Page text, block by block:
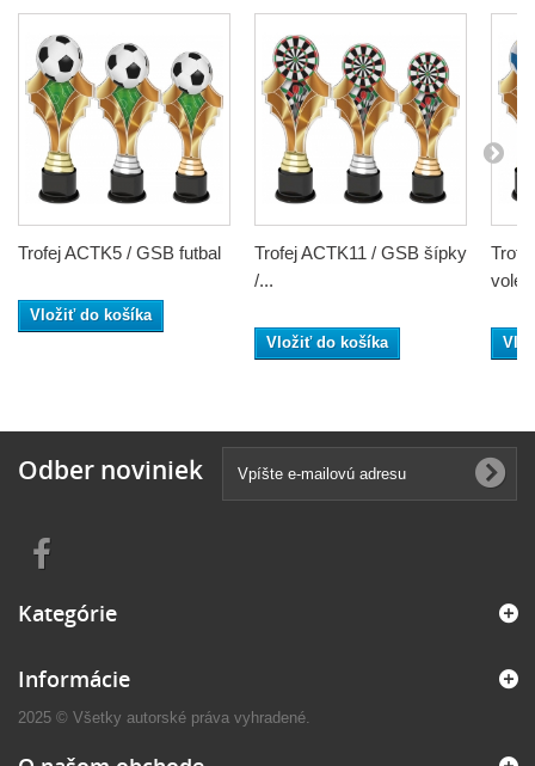
Trofej ACTK5 / GSB futbal
Vložiť do košíka
Trofej ACTK11 / GSB šípky
/...
Vložiť do košíka
Odber noviniek
Kategórie
Informácie
2025 © Všetky autorské práva vyhradené.